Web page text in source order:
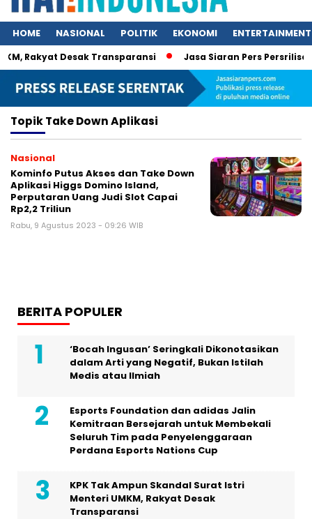
HOME NASIONAL POLITIK EKONOMI ENTERTAINMENT
Rakyat Desak Transparansi Jasa Siaran Pers
TopikTake Down Aplikasi
Nasional
Kominfo Putus Akses dan Take Down
Aplikasi Higgs Domino Island,
Perputaran Uang Judi Slot Capai
Rp2,2 Triliun
Rabu, 9 Agustus 2023 - 09:26 WIB
BERITA POPULER
‘Bocah Ingusan’ Seringkali Dikonotasikan
dalam Arti yang Negatif, Bukan Istilah
Medis atau Ilmiah
Esports Foundation dan adidas Jalin
Kemitraan Bersejarah untuk Membekali
Seluruh Tim pada Penyelenggaraan
Perdana Esports Nations Cup
KPK Tak Ampun Skandal Surat Istri
Menteri UMKM, Rakyat Desak
Transparansi